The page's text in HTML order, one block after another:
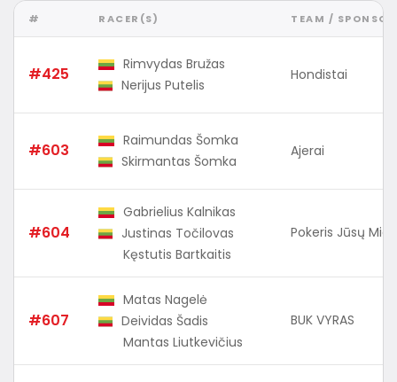
# RACER(S) TEAM / SPONSOR
#425
Rimvydas Bružas
Nerijus Putelis
Hondistai
#603
Raimundas Šomka
Skirmantas Šomka
Ajerai
#604
Gabrielius Kalnikas
Justinas Točilovas
Kęstutis Bartkaitis
Pokeris Jūsų
#607
Matas Nagelė
Deividas Šadis
Mantas Liutkevičius
BUK VYRAS